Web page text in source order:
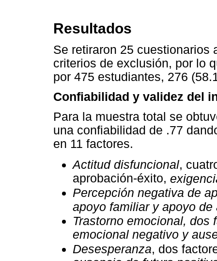
Resultados
Se retiraron 25 cuestionarios
criterios de exclusión, por lo
por 475 estudiantes, 276
Confiabilidad y validez del
Para la muestra total se
una confiabilidad de .77
en 11 factores.
Actitud disfuncional,
aprobación-éxito,
Percepción negativa de
apoyo familiar y apoyo de
Trastorno emocional, dos
emocional negativo y
Desesperanza, dos